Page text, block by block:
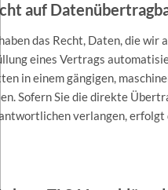
auf
das Recht, Daten, die
eines Vertrags
in einem gängigen,
Sofern Sie die direkte
verlangen, erfolgt